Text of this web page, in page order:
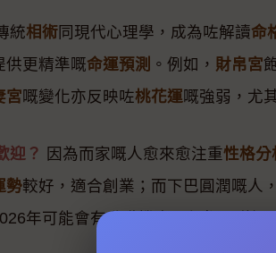
統相術 同現代心理學，成為咗解讀命
供更精準嘅命運預測 。例如， 財帛宮
宮嘅變化亦反映咗桃花運嘅強弱，尤
迎？ 因為而家嘅人愈來愈注重性格分
勢較好，適合創業；而下巴圓潤嘅人，
年可能會有升職機會，但都要睇埋